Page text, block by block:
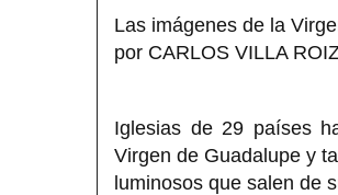
Las imágenes de la
por CARLOS VILLA
Iglesias de 29 países
Virgen de Guadalupe y
luminosos que salen de